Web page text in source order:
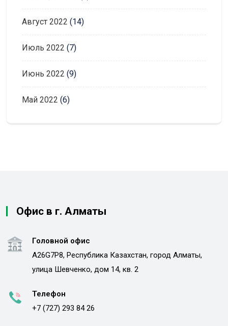
Август 2022 (14)
Июль 2022 (7)
Июнь 2022 (9)
Май 2022 (6)
Офис в г. Алматы
Головной офис
A26G7P8, Республика Казахстан, город Алматы,
улица Шевченко, дом 14, кв. 2
Телефон
+7 (727) 293 84 26